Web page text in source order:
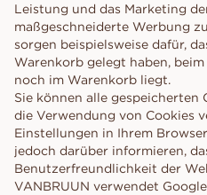
Leistung und das Marketing
maßgeschneiderte Werbung
sorgen beispielsweise dafür,
Warenkorb gelegt haben,
noch im Warenkorb liegt.
Sie können alle gespeicherten
die Verwendung von Cookies
Einstellungen in Ihrem
jedoch darüber informieren,
Benutzerfreundlichkeit der
VANBRUUN verwendet